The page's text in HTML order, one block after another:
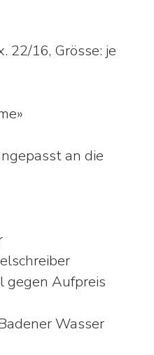
22/16, Grösse: je
an die
gegen Aufpreis
Wasser